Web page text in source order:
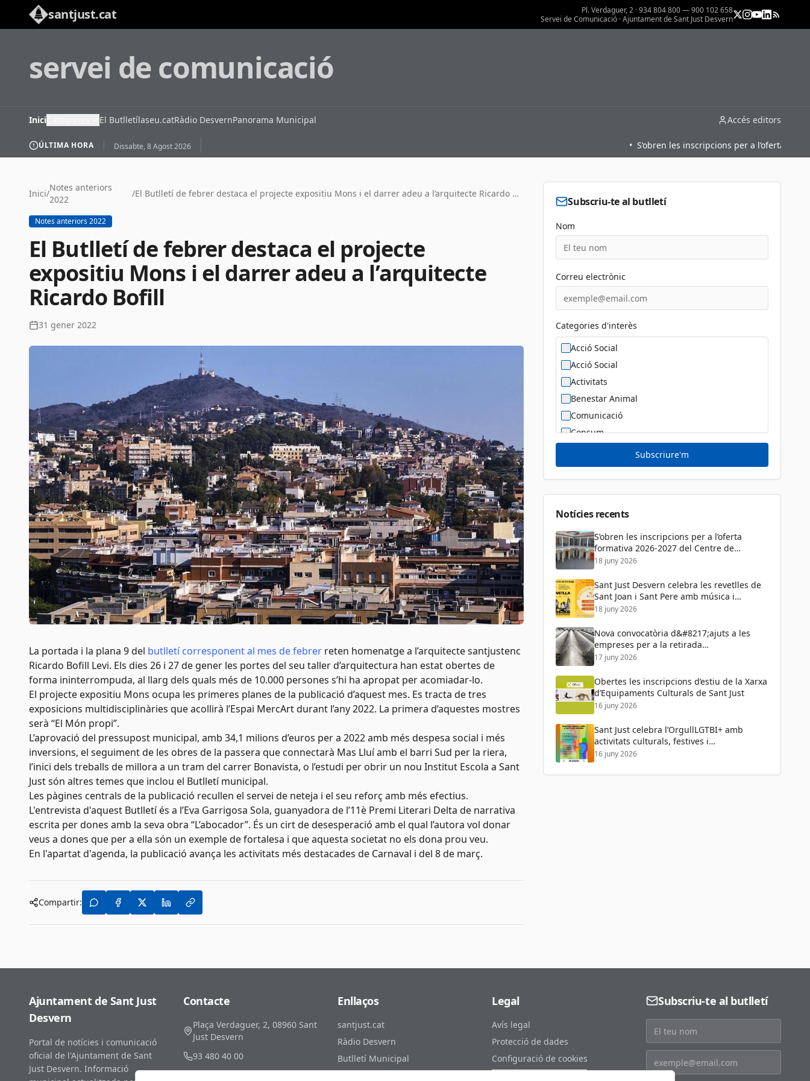
santjust.cat
Pl. Verdaguer, 2 · 934 804 800 — 900 102 658
Servei de Comunicació · Ajuntament de Sant Just Desvern
servei de comunicació
Inici El Butlletílaseu.catRàdio DesvernPanorama Municipal Accés editors
ÚLTIMA HORA Dissabte, 8 Agost 2026 S’obren les inscripcions per a l’oferta
Inici/
Notes anteriors
2022
/ El Butlletí de febrer destaca el projecte expositiu Mons i el darrer adeu a l’arquitecte Ricardo Bofill
Notes anteriors 2022
El Butlletí de febrer destaca el projecte
expositiu Mons i el darrer adeu a l’arquitecte
Ricardo Bofill
31 gener 2022
La portada i la plana 9 del butlletí corresponent al mes de febrer reten homenatge a l’arquitecte santjustenc
Ricardo Bofill Levi. Els dies 26 i 27 de gener les portes del seu taller d’arquitectura han estat obertes de
forma ininterrompuda, al llarg dels quals més de 10.000 persones s’hi ha apropat per acomiadar-lo.
El projecte expositiu Mons ocupa les primeres planes de la publicació d’aquest mes. Es tracta de tres
exposicions multidisciplinàries que acollirà l’Espai MercArt durant l’any 2022. La primera d’aquestes mostres
serà “El Món propi”.
L’aprovació del pressupost municipal, amb 34,1 milions d’euros per a 2022 amb més despesa social i més
inversions, el seguiment de les obres de la passera que connectarà Mas Lluí amb el barri Sud per la riera,
l’inici dels treballs de millora a un tram del carrer Bonavista, o l’estudi per obrir un nou Institut Escola a Sant
Just són altres temes que inclou el Butlletí municipal.
Les pàgines centrals de la publicació recullen el servei de neteja i el seu reforç amb més efectius.
L'entrevista d'aquest Butlletí és a l’Eva Garrigosa Sola, guanyadora de l’11è Premi Literari Delta de narrativa
escrita per dones amb la seva obra “L’abocador”. És un cirt de desesperació amb el qual l’autora vol donar
veus a dones que per a ella són un exemple de fortalesa i que aquesta societat no els dona prou veu.
En l'apartat d'agenda, la publicació avança les activitats més destacades de Carnaval i del 8 de març.
Compartir:
Subscriu-te al butlletí
Nom
Correu electrònic
Categories d'interès
Acció Social
Acció Social
Activitats
Benestar Animal
Comunicació
Consum
Diversitat Sexual i de Gènere
Dona
Subscriure'm
Notícies recents
S’obren les inscripcions per a l’oferta
formativa 2026-2027 del Centre de
Formació de Persones Adultes
18 juny 2026
Sant Just Desvern celebra les revetlles de
Sant Joan i Sant Pere amb música i
activitats per a tots els públics
18 juny 2026
Nova convocatòria d&#8217;ajuts a les
empreses per a la retirada
d&#8217;amiant
17 juny 2026
Obertes les inscripcions d’estiu de la Xarxa
d’Equipaments Culturals de Sant Just
16 juny 2026
Sant Just celebra l’OrgullLGTBI+ amb
activitats culturals, festives i
reivindicatives
16 juny 2026
Ajuntament de Sant Just
Desvern
Portal de notícies i comunicació
oficial de l'Ajuntament de Sant
Just Desvern. Informació
Contacte
Plaça Verdaguer, 2, 08960 Sant
Just Desvern
93 480 40 00
Enllaços
santjust.cat
Ràdio Desvern
Butlletí Municipal
Legal
Avís legal
Protecció de dades
Configuració de cookies
Subscriu-te al butlletí